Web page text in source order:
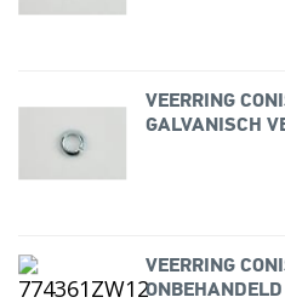
VEERRING
GALVANISCH
VEERRING